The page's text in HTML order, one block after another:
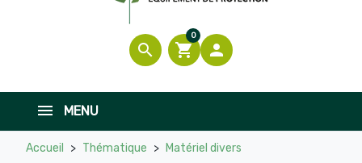
search shopping_cart
0

MENU
Accueil Thématique Matériel divers